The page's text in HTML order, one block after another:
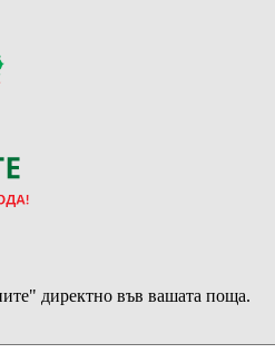
директно във вашата поща.